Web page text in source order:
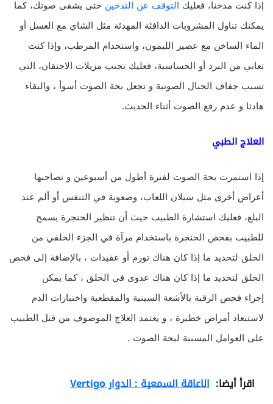
إذا كنت مدخنا، فعليك التوقف عن التدخين حتى يشفى صوتك، كما
يمكنك تناول المشروبات الدافئة المهدئة مثل الشاي مع العسل أو
الماء الساخن مع عصير الليمون، واستخدام المرطب، وإذا كنت
تعاني من البرد أو الحساسية، فعليك تجنب مزيلات الاحتقان، التي
تسبب جفاف الحبال الصوتية و تجعل بحة الصوت أسوأ ، والبقاء
هادئا و عدم رفع الصوت أثناء الحديث.
العلاج الطبي
إذا استمرت بحة الصوت لفترة أطول من أسبوعين و تصاحبها
أعراض أخرى مثل سيلان اللعاب، وصعوبة في التنفس أو ألم عند
البلع، فعليك استشارة الطبيب حيث أن تنظير الحنجرة يسمح
للطبيب بفحص الحنجرة باستخدام مرآة في الجزء الخلفي من
الحلق لتحديد ما إذا كان هناك تورم أو عقيدات ، بالإضافة إلى فحص
الحلق لتحديد ما إذا كان هناك عدوى في الحلق ، كما يمكن
إجراء فحص الرقبة بالأشعة السينية والمقطعية واختبارات الدم
لاستبعاد أمراض خطيرة ، و يعتمد العلاج الموصوف من قبل الطبيب
على العوامل المسببة لبحة الصوت .
اقرأ أيضا: الاعاقة السمعية : الدوار Vertigo